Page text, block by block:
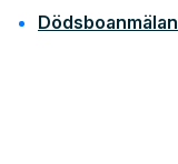
Dödsboanmälan